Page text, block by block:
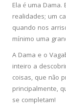
Ela é uma
realidades; um
quando nos
mínimo uma
A Dama e o
inteiro a
coisas, que não
principalmente,
se completam!